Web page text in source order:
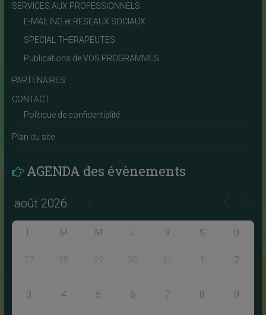
SERVICES AUX PROFESSIONNELS
E-MAILING et RESEAUX SOCIAUX
SPECIAL THERAPEUTES
Publications de VOS PROGRAMMES
PARTENAIRES
CONTACT
Politique de confidentialité
Plan du site
AGENDA des évènements
L M M J V S D
27 28 29 30 31 1 2
3 4 5 6 7 8 9